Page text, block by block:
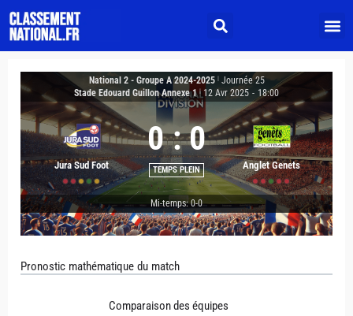
National 2 - Groupe A 2024-2025
Journée 25
Stade Edouard Guillon Annexe 1 | 12 Avr 2025 - 18:00
Jura Sud Foot
0 : 0
TEMPS PLEIN Anglet Genets
Mi-temps: 0-0
Pronostic mathématique du match
Comparaison des équipes